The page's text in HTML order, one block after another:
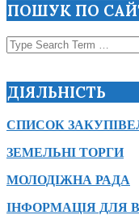
ПОШУК ПО
Search
ДІЯЛЬНІСТЬ
СПИСОК
ЗЕМЕЛЬНІ ТОРГИ
МОЛОДІЖНА РАДА
ІНФОРМАЦІЯ ДЛЯ